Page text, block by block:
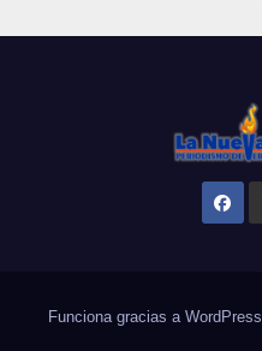
Funciona gracias a WordPress